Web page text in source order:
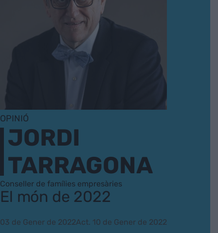
OPINIÓ
JORDI
TARRAGONA
Conseller de famílies empresàries
El món de 2022
03 de Gener de 2022Act. 10 de Gener de 2022